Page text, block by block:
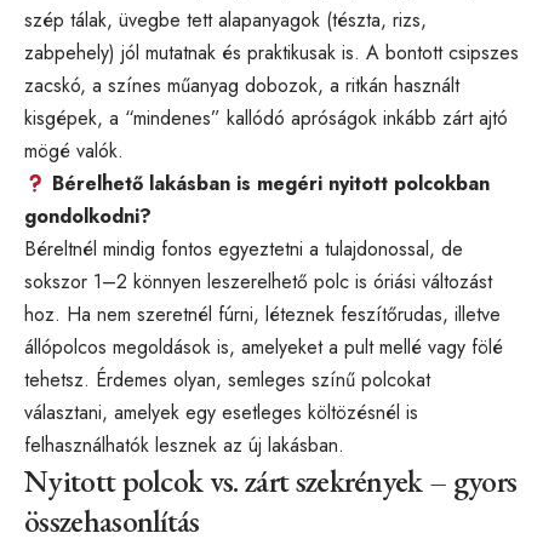
szép tálak, üvegbe tett alapanyagok (tészta, rizs,
zabpehely) jól mutatnak és praktikusak is. A bontott csipszes
zacskó, a színes műanyag dobozok, a ritkán használt
kisgépek, a “mindenes” kallódó apróságok inkább zárt ajtó
mögé valók.
Bérelhető lakásban is megéri nyitott polcokban
gondolkodni?
Béreltnél mindig fontos egyeztetni a tulajdonossal, de
sokszor 1–2 könnyen leszerelhető polc is óriási változást
hoz. Ha nem szeretnél fúrni, léteznek feszítőrudas, illetve
állópolcos megoldások is, amelyeket a pult mellé vagy fölé
tehetsz. Érdemes olyan, semleges színű polcokat
választani, amelyek egy esetleges költözésnél is
felhasználhatók lesznek az új lakásban.
Nyitott polcok vs. zárt szekrények – gyors
összehasonlítás